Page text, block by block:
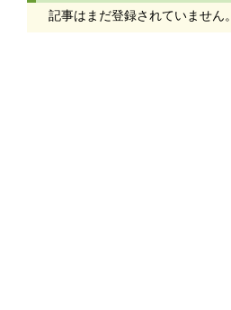
記事はまだ登録されていません。